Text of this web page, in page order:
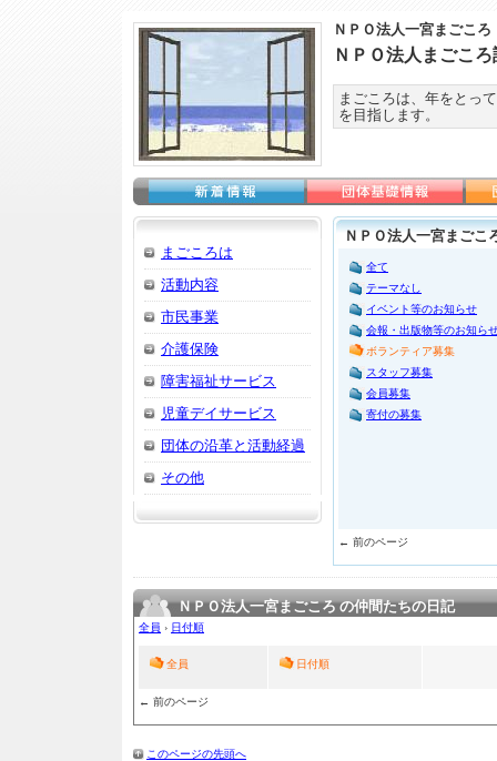
ＮＰＯ法人一宮まごころ
ＮＰＯ法人まごこ
まごころは、年をとっ
を目指します。
まごころは
活動内容
市民事業
介護保険
障害福祉サービス
児童デイサービス
団体の沿革と活動経過
その他
ＮＰＯ法人一宮まごこ
全て
テーマなし
イベント等のお知らせ
会報・出版物等のお知ら
ボランティア募集
スタッフ募集
会員募集
寄付の募集
← 前のページ
ＮＰＯ法人一宮まごころ の仲間たちの日記
全員 › 日付順
全員 日付順
← 前のページ
このページの先頭へ